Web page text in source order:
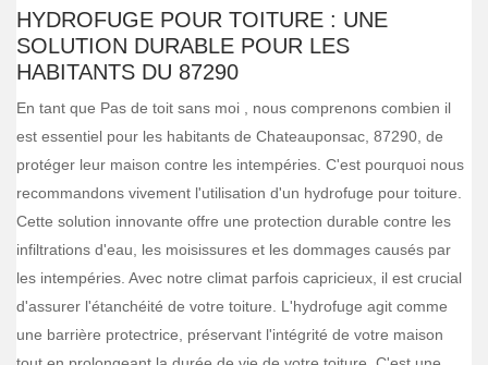
HYDROFUGE POUR TOITURE : UNE
SOLUTION DURABLE POUR LES
HABITANTS DU 87290
En tant que Pas de toit sans moi , nous comprenons combien il
est essentiel pour les habitants de Chateauponsac, 87290, de
protéger leur maison contre les intempéries. C'est pourquoi nous
recommandons vivement l'utilisation d'un hydrofuge pour toiture.
Cette solution innovante offre une protection durable contre les
infiltrations d'eau, les moisissures et les dommages causés par
les intempéries. Avec notre climat parfois capricieux, il est crucial
d'assurer l'étanchéité de votre toiture. L'hydrofuge agit comme
une barrière protectrice, préservant l'intégrité de votre maison